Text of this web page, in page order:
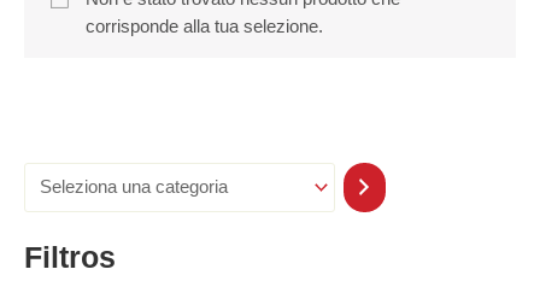
Filtros
corrisponde alla tua selezione.